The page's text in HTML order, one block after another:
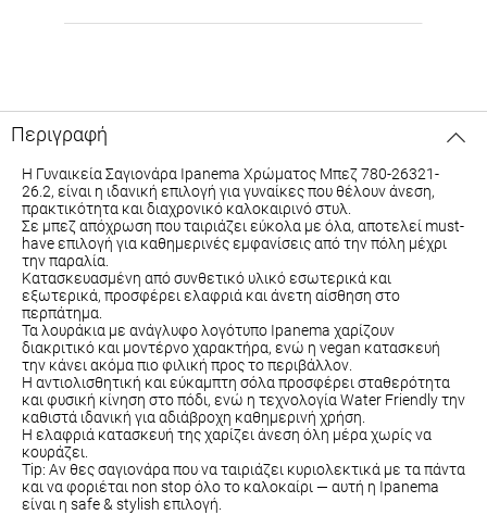
Περιγραφή
Η Γυναικεία Σαγιονάρα Ipanema Χρώματος Μπεζ 780-26321-
26.2, είναι η ιδανική επιλογή για γυναίκες που θέλουν άνεση,
πρακτικότητα και διαχρονικό καλοκαιρινό στυλ.
Σε μπεζ απόχρωση που ταιριάζει εύκολα με όλα, αποτελεί must-
have επιλογή για καθημερινές εμφανίσεις από την πόλη μέχρι
την παραλία.
Κατασκευασμένη από συνθετικό υλικό εσωτερικά και
εξωτερικά, προσφέρει ελαφριά και άνετη αίσθηση στο
περπάτημα.
Τα λουράκια με ανάγλυφο λογότυπο Ipanema χαρίζουν
διακριτικό και μοντέρνο χαρακτήρα, ενώ η vegan κατασκευή
την κάνει ακόμα πιο φιλική προς το περιβάλλον.
Η αντιολισθητική και εύκαμπτη σόλα προσφέρει σταθερότητα
και φυσική κίνηση στο πόδι, ενώ η τεχνολογία Water Friendly την
καθιστά ιδανική για αδιάβροχη καθημερινή χρήση.
Η ελαφριά κατασκευή της χαρίζει άνεση όλη μέρα χωρίς να
κουράζει.
Tip: Αν θες σαγιονάρα που να ταιριάζει κυριολεκτικά με τα πάντα
και να φοριέται non stop όλο το καλοκαίρι — αυτή η Ipanema
είναι η safe & stylish επιλογή.